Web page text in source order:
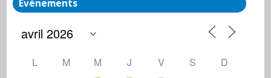
Événements
L M M J V S
D